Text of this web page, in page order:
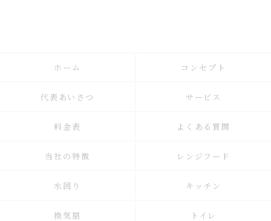
ホーム コンセプト
代表あいさつ サービス
料金表 よくある質問
当社の特徴 レンジフード
水回り キッチン
換気扇 トイレ